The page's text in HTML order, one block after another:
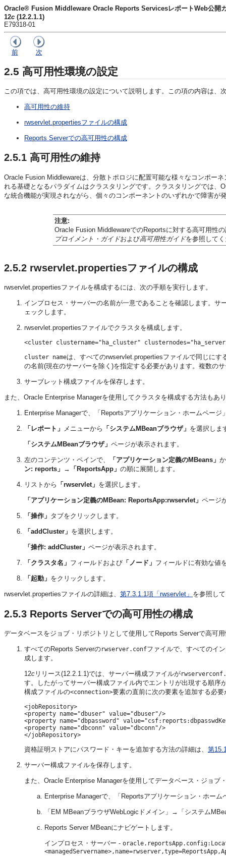
Oracle® Fusion Middleware Oracle Reports ServicesレポートWeb公開
12c (12.2.1.1)
E79318-01
前 次
2.5 高可用性環境の設定
この項では、高可用性環境の設定について説明します。この項の内容は、
高可用性の維持
rwservlet.propertiesファイルの構成
Reports Serverでの高可用性の構成
2.5.1 高可用性の維持
Oracle Fusion Middlewareは、分散トポロジに配置可能な様々なコンポー
れる基礎となるパラダイムはクラスタリングです。クラスタリングでは
な統合機能が実現されながら、個々のコンポーネントのいずれかで障害が
注意:
Oracle Fusion MiddlewareでのReportsに対する高可用性
プロイメント・ガイドおよび高可用性ガイドを参照して
2.5.2 rwservlet.propertiesファイルの構成
rwservlet.propertiesファイルを構成するには、次の手順を実行します。
インプロセス・サーバーの名前が一意であることを確認します。
ェックします。
rwservlet.propertiesファイルでクラスタを構成します。
cluster nameは、すべてのrwservlet.propertiesファイルで同じにす
の名前(現在のサーバーを除く)を指定する必要があります。複数の
サーブレット構成ファイルを保存します。
また、Oracle Enterprise Managerを使用してクラスタを構成する方法もあ
Enterprise Managerで、「Reportsアプリケーション・ホームページ
「レポート」 メニューから 「システムMBeanブラウザ」 を選択しま
「システムMBeanブラウザ」 ページが表示されます。
左のコンテンツ・ペインで、 「アプリケーション定義のMBeans」
ン: reports」 → 「ReportsApp」 の順に展開します。
リストから 「rwservlet」 を選択します。
「アプリケーション定義のMBean: ReportsApp:rwservlet」 ページ
「操作」 タブをクリックします。
「addCluster」 を選択します。
「操作: addCluster」 ページが表示されます。
「クラスタ名」 フィールドおよび 「ノード」 フィールドに有効な値
「起動」 をクリックします。
rwservlet.propertiesファイルの詳細は、 第7.3.1.1項「rwservlet」 を参照し
2.5.3 Reports Serverでの高可用性の構成
データベースをジョブ・リポジトリとして使用してReports Serverで高可
すべてのReports Serverのrwserver.confファイルで、すべてのイ
成します。
12c リリース(12.2.1.1)では、サーバー構成ファイルが
す。したがってサーバー構成ファイル内でエントリが出現する順
構成ファイルの<connection>要素の直前に次の要素を追加する必要
<jobRepository>
<property name="dbuser" value="dbuser"/>
<property name="dbpassword"
<property name="dbconn" value="dbconn"/>
資格証明ストアにパスワード・キーを追加する方法の詳細は、 第
サーバー構成ファイルを保存します。
また、Oracle Enterprise Managerを使用してデータベース・ジョブ
Enterprise Managerで、「Reportsアプリケーション・ホー
「EM MBeanブラウザWebLogicドメイン」→「システム
Reports Server MBeanにナビゲートします。
インプロセス・サーバー -